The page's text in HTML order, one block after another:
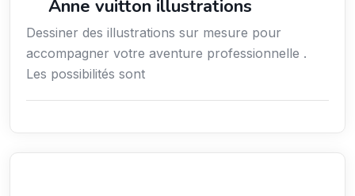
Anne vuitton illustrations
Dessiner des illustrations sur mesure pour
accompagner votre aventure professionnelle .
Les possibilités sont